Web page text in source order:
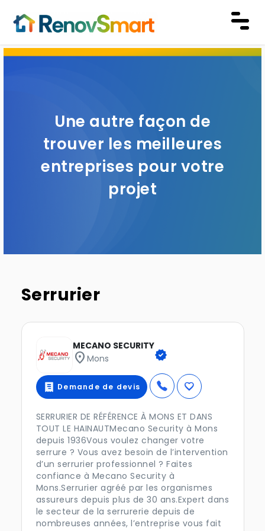
Une autre façon de
trouver les meilleures
entreprises pour votre
projet
Serrurier
MECANO SECURITY
location_on Mons verified
Demande de devis favorite
SERRURIER DE RÉFÉRENCE À MONS ET DANS
TOUT LE HAINAUTMecano Security à Mons
depuis 1936Vous voulez changer votre
serrure ? Vous avez besoin de l’intervention
d’un serrurier professionnel ? Faites
confiance à Mecano Security à
Mons.Serrurier agréé par les organismes
assureurs depuis plus de 30 ans.Expert dans
le secteur de la serrurerie depuis de
nombreuses années, l’entreprise vous fait